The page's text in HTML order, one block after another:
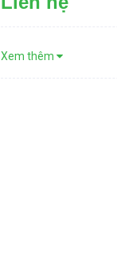
Xem thêm